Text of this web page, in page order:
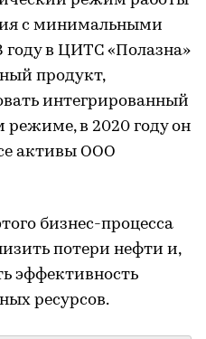
с минимальными
году в ЦИТС «Полазна»
продукт,
интегрированный
режиме, в 2020 году он
активы ООО
бизнес-процесса
потери нефти и,
эффективность
ресурсов.